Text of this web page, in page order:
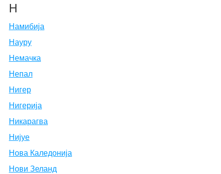
Н
Намибија
Науру
Немачка
Непал
Нигер
Нигерија
Никарагва
Нијуе
Нова Каледонија
Нови Зеланд